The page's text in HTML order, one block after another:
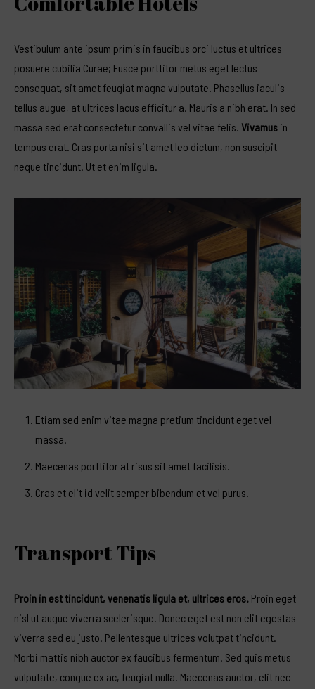
Vestibulum ante ipsum primis in faucibus orci luctus et ultrices
posuere cubilia Curae; Fusce porttitor metus eget lectus
consequat, sit amet feugiat magna vulputate. Phasellus iaculis
tellus augue, at ultrices lacus efficitur a. Mauris a nibh erat. In sed
massa sed erat consectetur convallis vel vitae felis. Vivamus in
tempus erat. Cras porta nisi sit amet leo dictum, non suscipit
neque tincidunt. Ut et enim ligula.
Etiam sed enim vitae magna pretium tincidunt eget vel
massa.
Maecenas porttitor at risus sit amet facilisis.
Cras et elit id velit semper bibendum et vel purus.
Transport Tips
Proin in est tincidunt, venenatis ligula et, ultrices eros. Proin eget
nisl ut augue viverra scelerisque. Donec eget est non elit egestas
viverra sed eu justo. Pellentesque ultrices volutpat tincidunt.
Morbi mattis nibh auctor ex faucibus fermentum. Sed quis metus
vulputate, congue ex ac, feugiat nulla. Maecenas auctor, elit nec